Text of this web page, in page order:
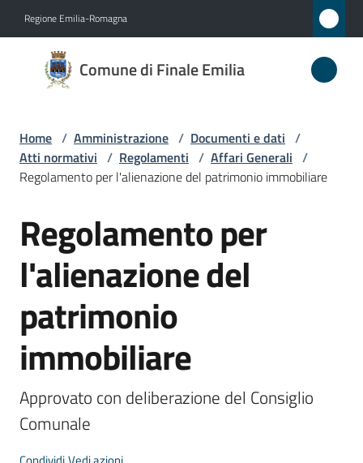
Regione Emilia-Romagna
Comune di Finale Emilia
Comune
di
Emilia
Menu selezionato
Novità
Servizi
Vivere
il
Comune
Home / Amministrazione / Documenti e dati /
Atti normativi / Regolamenti / Affari Generali /
Regolamento per l'alienazione del patrimonio immobiliare
Salta al contenuto
Regolamento per
l'alienazione del
patrimonio
immobiliare
Approvato con deliberazione del Consiglio
Comunale